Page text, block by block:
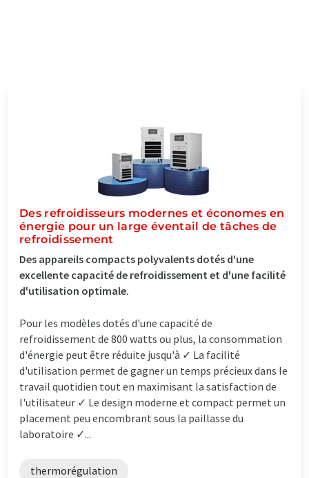
Des refroidisseurs modernes et économes en
énergie pour un large éventail de tâches de
refroidissement
Des appareils compacts polyvalents dotés d'une
excellente capacité de refroidissement et d'une facilité
d'utilisation optimale.
Pour les modèles dotés d'une capacité de
refroidissement de 800 watts ou plus, la consommation
d'énergie peut être réduite jusqu'à ✓ La facilité
d'utilisation permet de gagner un temps précieux dans le
travail quotidien tout en maximisant la satisfaction de
l'utilisateur ✓ Le design moderne et compact permet un
placement peu encombrant sous la paillasse du
laboratoire ✓...
thermorégulation